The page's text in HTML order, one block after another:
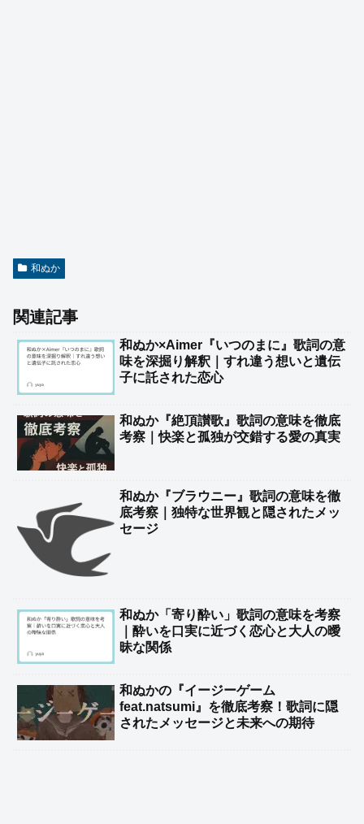
和ぬか
関連記事
和ぬか×Aimer『いつのまに』歌詞の意
味を深掘り解釈｜すれ違う想いと遺伝
子に託された恋心
和ぬか『絶頂讃歌』歌詞の意味を徹底
考察｜快楽と孤独が交錯する愛の真実
和ぬか『ブラウニー』歌詞の意味を徹
底考察｜独特な世界観と隠されたメッ
セージ
和ぬか「寄り酔い」歌詞の意味を考察
｜酔いを口実に近づく恋心と大人の曖
昧な関係
和ぬかの『イージーゲーム
feat.natsumi』を徹底考察！歌詞に隠
されたメッセージと未来への期待